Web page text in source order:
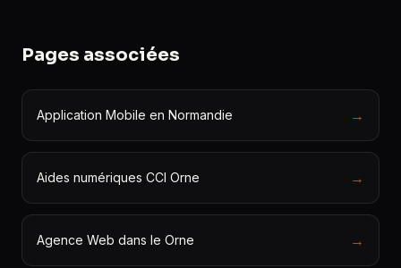
Pages associées
Application Mobile en Normandie →
Aides numériques CCI Orne →
Agence Web dans le Orne →